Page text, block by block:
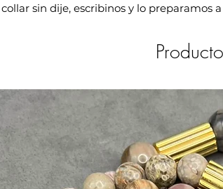
sin dije, escribinos y lo preparamos